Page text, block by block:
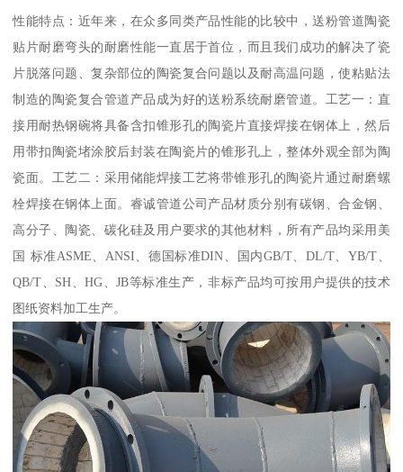
性能特点：近年来，在众多同类产品性能的比较中，送粉管道陶瓷
贴片耐磨弯头的耐磨性能一直居于首位，而且我们成功的解决了瓷
片脱落问题、复杂部位的陶瓷复合问题以及耐高温问题，使粘贴法
制造的陶瓷复合管道产品成为好的送粉系统耐磨管道。工艺一：直
接用耐热钢碗将具备含扣锥形孔的陶瓷片直接焊接在钢体上，然后
用带扣陶瓷堵涂胶后封装在陶瓷片的锥形孔上，整体外观全部为陶
瓷面。工艺二：采用储能焊接工艺将带锥形孔的陶瓷片通过耐磨螺
栓焊接在钢体上面。睿诚管道公司产品材质分别有碳钢、合金钢、
高分子、陶瓷、碳化硅及用户要求的其他材料，所有产品均采用美
国 标准ASME、ANSI、德国标准DIN、国内GB/T、DL/T、YB/T、
QB/T、SH、HG、JB等标准生产，非标产品均可按用户提供的技术
图纸资料加工生产。